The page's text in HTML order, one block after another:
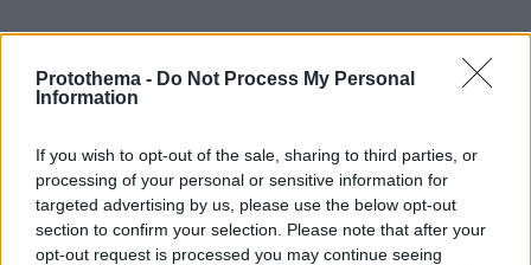
Protothema - Do Not Process My Personal
Information
If you wish to opt-out of the sale, sharing to third parties, or
processing of your personal or sensitive information for
targeted advertising by us, please use the below opt-out
section to confirm your selection. Please note that after your
opt-out request is processed you may continue seeing
Παναθηναικος
08.06.2026, 19:53
καταλαβαινεις οτι της κανεις κακο και μας
ντροπιαζεις ολους μας
ΑΠΑΝΤΗΣΗ